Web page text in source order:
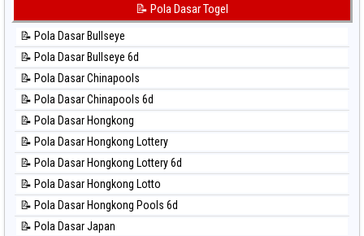
⚽ Bola Hitam Taiwan
📊 Statistik Kuda Lari
📊 Statistik Magnum Cambodia
📊 Statistik Nagoya
📊 Statistik New York Midday
📊 Statistik North Carolina Day
📊 Statistik Pcso
📊 Statistik Pennsylvania Day
📊 Statistik Sao Paulo
📊 Statistik Singapore
📊 Statistik Sydney
📝 Pola Dasar Togel
📝 Pola Dasar Bullseye
📝 Pola Dasar Bullseye 6d
📝 Pola Dasar Chinapools
📝 Pola Dasar Chinapools 6d
📝 Pola Dasar Hongkong
📝 Pola Dasar Hongkong Lottery
📝 Pola Dasar Hongkong Lottery 6d
📝 Pola Dasar Hongkong Lotto
📝 Pola Dasar Hongkong Pools 6d
📝 Pola Dasar Japan